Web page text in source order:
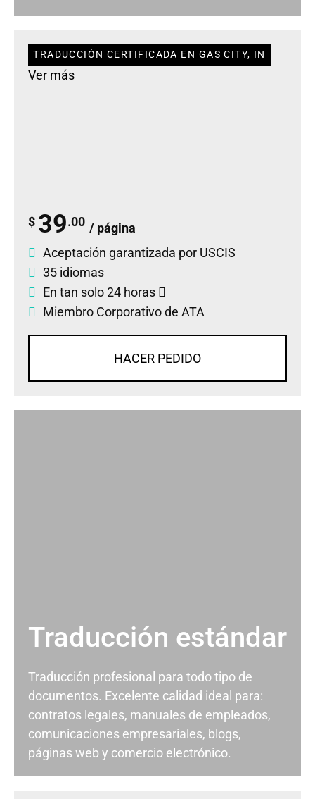
TRADUCCIÓN CERTIFICADA EN GAS CITY, IN
Ver más
$ 39.00 / página
Aceptación garantizada por USCIS
35 idiomas
En tan solo 24 horas
Miembro Corporativo de ATA
HACER PEDIDO
Traducción estándar
Traducción profesional para todo tipo de
documentos. Excelente calidad ideal para:
contratos legales, manuales de empleados,
comunicaciones empresariales, blogs,
páginas web y comercio electrónico.